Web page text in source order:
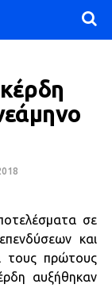
σε
και
τους πρώτους
αυξήθηκαν